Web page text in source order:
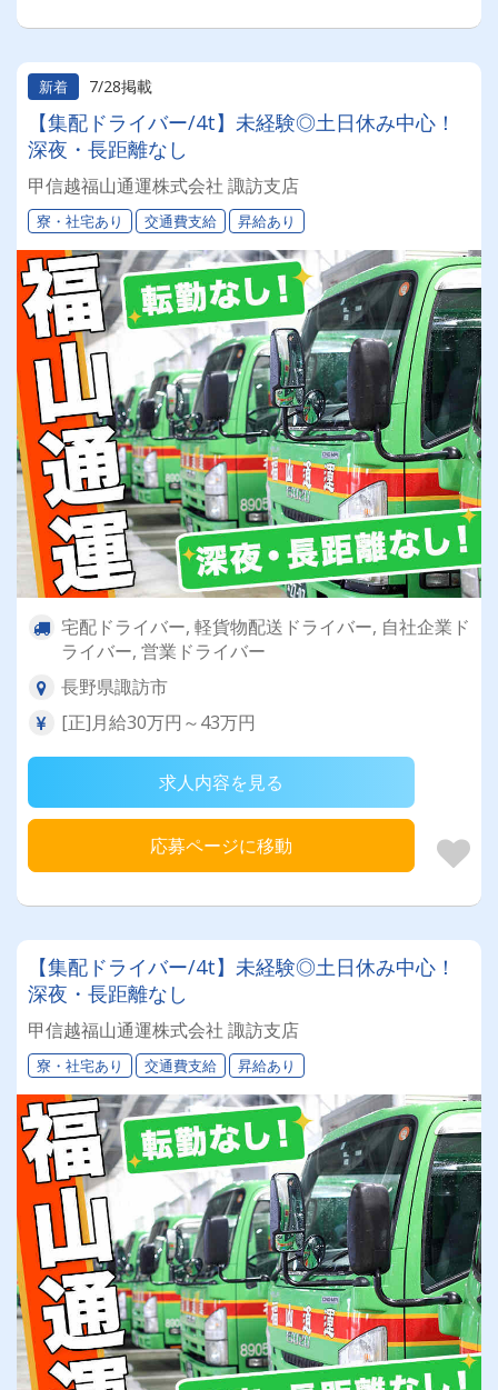
新着 7/28掲載
【集配ドライバー/4t】未経験◎土日休み中心！
深夜・長距離なし
甲信越福山通運株式会社 諏訪支店
寮・社宅あり 交通費支給 昇給あり
宅配ドライバー, 軽貨物配送ドライバー, 自社企業ド
ライバー, 営業ドライバー
長野県諏訪市
[正]月給30万円～43万円
求人内容を見る
応募ページに移動
【集配ドライバー/4t】未経験◎土日休み中心！
深夜・長距離なし
甲信越福山通運株式会社 諏訪支店
寮・社宅あり 交通費支給 昇給あり